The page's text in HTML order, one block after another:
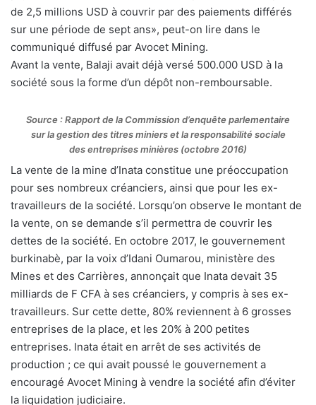
de 2,5 millions USD à couvrir par des paiements différés
sur une période de sept ans», peut-on lire dans le
communiqué diffusé par Avocet Mining.
Avant la vente, Balaji avait déjà versé 500.000 USD à la
société sous la forme d’un dépôt non-remboursable.
Source : Rapport de la Commission d’enquête parlementaire
sur la gestion des titres miniers et la responsabilité sociale
des entreprises minières (octobre 2016)
La vente de la mine d’Inata constitue une préoccupation
pour ses nombreux créanciers, ainsi que pour les ex-
travailleurs de la société. Lorsqu’on observe le montant de
la vente, on se demande s’il permettra de couvrir les
dettes de la société. En octobre 2017, le gouvernement
burkinabè, par la voix d’Idani Oumarou, ministère des
Mines et des Carrières, annonçait que Inata devait 35
milliards de F CFA à ses créanciers, y compris à ses ex-
travailleurs. Sur cette dette, 80% reviennent à 6 grosses
entreprises de la place, et les 20% à 200 petites
entreprises. Inata était en arrêt de ses activités de
production ; ce qui avait poussé le gouvernement a
encouragé Avocet Mining à vendre la société afin d’éviter
la liquidation judiciaire.